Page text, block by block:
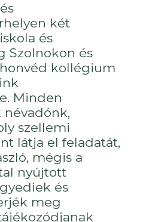
két
és
Szolnokon és
kollégium
Minden
szellemi
látja el feladatát,
mégis a
nyújtott
és
meg